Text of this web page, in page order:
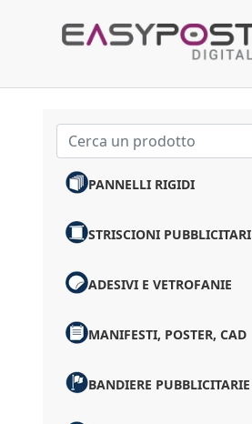
PANNELLI RIGIDI
STRISCIONI PUBBLICITARI
ADESIVI E VETROFANIE
MANIFESTI, POSTER, CAD
BANDIERE PUBBLICITARIE